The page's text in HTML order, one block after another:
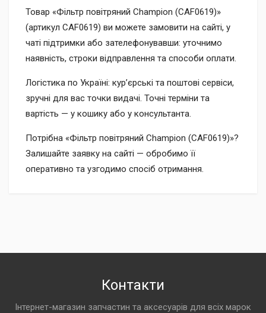
Товар «Фільтр повітряний Champion (CAF0619)»
(артикул CAF0619) ви можете замовити на сайті, у
чаті підтримки або зателефонувавши: уточнимо
наявність, строки відправлення та способи оплати.
Логістика по Україні: кур’єрські та поштові сервіси,
зручні для вас точки видачі. Точні терміни та
вартість — у кошику або у консультанта.
Потрібна «Фільтр повітряний Champion (CAF0619)»?
Залишайте заявку на сайті — обробимо її
оперативно та узгодимо спосіб отримання.
Контакти
Інтернет-магазин запчастин та аксесуарів для всіх марок